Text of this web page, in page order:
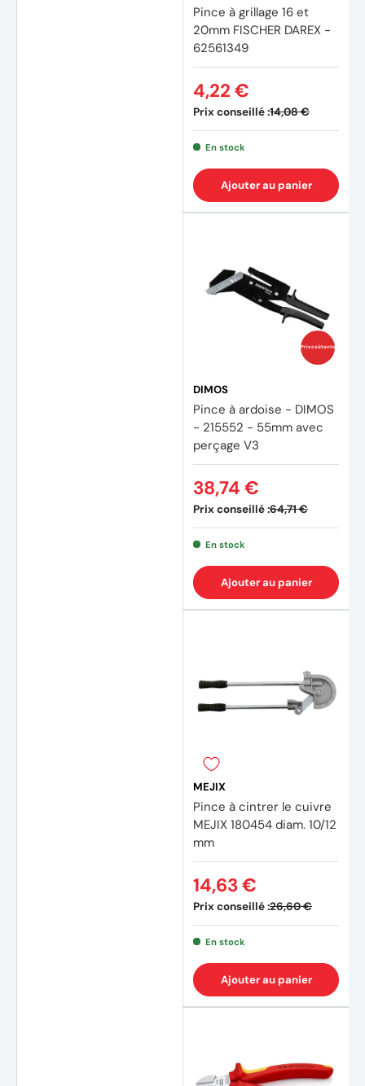
(1
Pince à grillage 16 et
20mm FISCHER DAREX -
62561349
Prix conseillé :14,08 €
4,22 €
En stock
Ajouter au panier
Prix coûtants
DIMOS
Pince à ardoise - DIMOS
- 215552 - 55mm avec
perçage V3
Prix conseillé :64,71 €
38,74 €
En stock
Ajouter au panier
MEJIX
Pince à cintrer le cuivre
MEJIX 180454 diam. 10/12
mm
Prix conseillé :26,60 €
14,63 €
En stock
Ajouter au panier